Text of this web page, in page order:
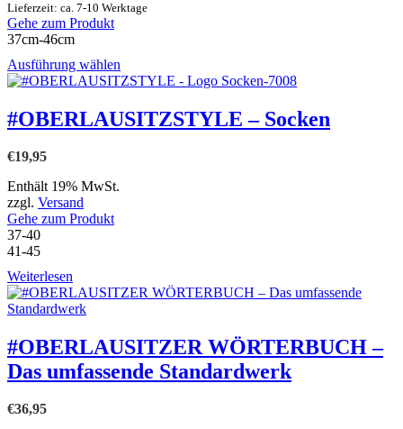
auf
werden
Lieferzeit: ca. 7-10 Werktage
Gehe zum Produkt
37cm-46cm
Ausführung wählen
Produkt
mehrere
Varianten
#OBERLAUSITZSTYLE – Socken
€19,95
Enthält 19% MwSt.
zzgl. Versand
Gehe zum Produkt
37-40
41-45
Weiterlesen
#OBERLAUSITZER WÖRTERBUCH –
Das umfassende Standardwerk
€36,95